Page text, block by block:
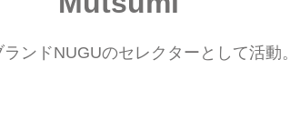
ンドNUGUのセレクターとして活動。